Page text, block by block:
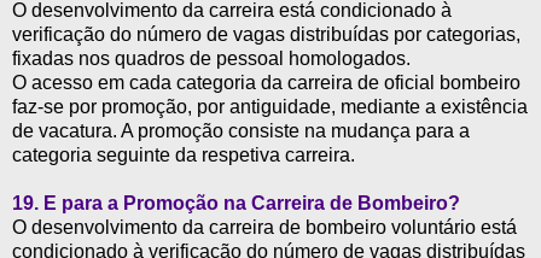
O desenvolvimento da carreira está condicionado à
verificação do número de vagas distribuídas por categorias,
fixadas nos quadros de pessoal homologados.
O acesso em cada categoria da carreira de oficial bombeiro
faz-se por promoção, por antiguidade, mediante a existência
de vacatura. A promoção consiste na mudança para a
categoria seguinte da respetiva carreira.
19. E para a Promoção na Carreira de Bombeiro?
O desenvolvimento da carreira de bombeiro voluntário está
condicionado à verificação do número de vagas distribuídas